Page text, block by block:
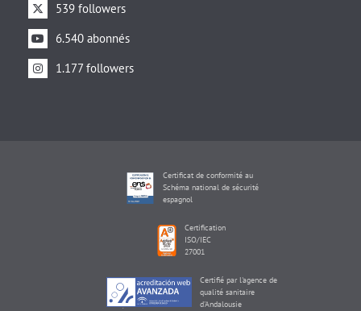
539 followers
6.540 abonnés
1.177 followers
Certificat de conformité au
Schéma national de sécurité
espagnol
Certification
ISO/IEC
27001
Certifié par l'agence de
qualité sanitaire
d'Andalousie